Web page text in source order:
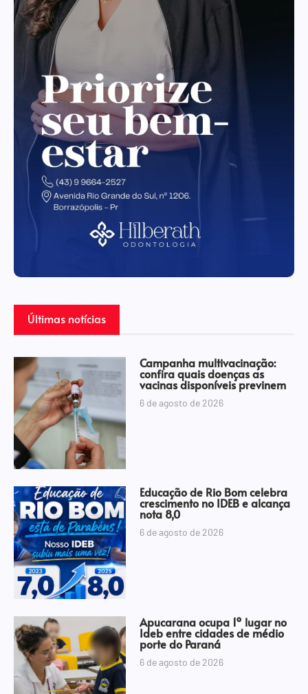
Últimas notícias
Campanha multivacinação:
confira quais doenças as
vacinas disponíveis previnem
6 de agosto de 2026
Educação de Rio Bom celebra
crescimento no IDEB e alcança
nota 8,0
6 de agosto de 2026
Apucarana ocupa 1º lugar no
Ideb entre cidades de médio
porte do Paraná
6 de agosto de 2026